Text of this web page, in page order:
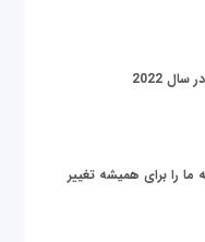
را برای همیشه تغییر